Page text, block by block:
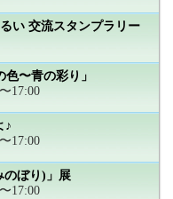
い 交流スタンプラリー
〜青の彩り」
17:00
♪
17:00
のぼり)」展
17:00